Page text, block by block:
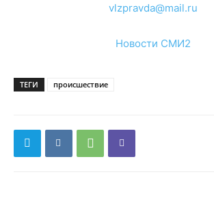
vlzpravda@mail.ru
Новости СМИ2
ТЕГИ происшествие